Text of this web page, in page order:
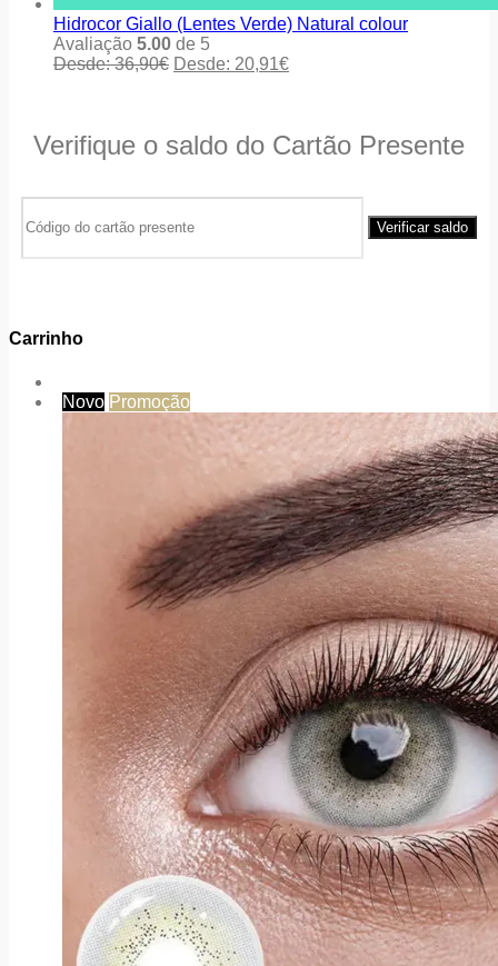
Hidrocor Giallo (Lentes Verde) Natural colour
Avaliação 5.00 de 5
Desde:36,90€ Desde: 20,91€
Verifique o saldo do Cartão Presente
Carrinho
Novo Promoção